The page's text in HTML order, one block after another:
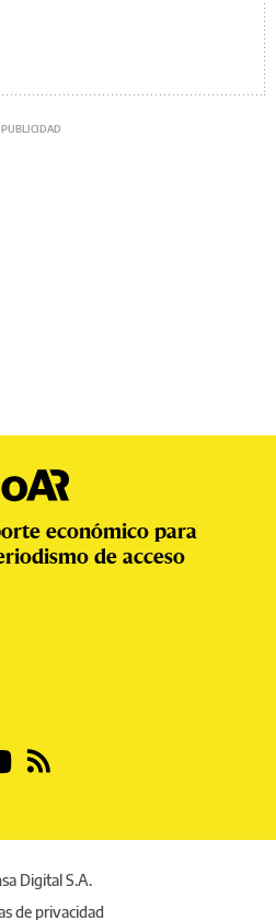
económico para
de acceso
Digital S.A.
de privacidad